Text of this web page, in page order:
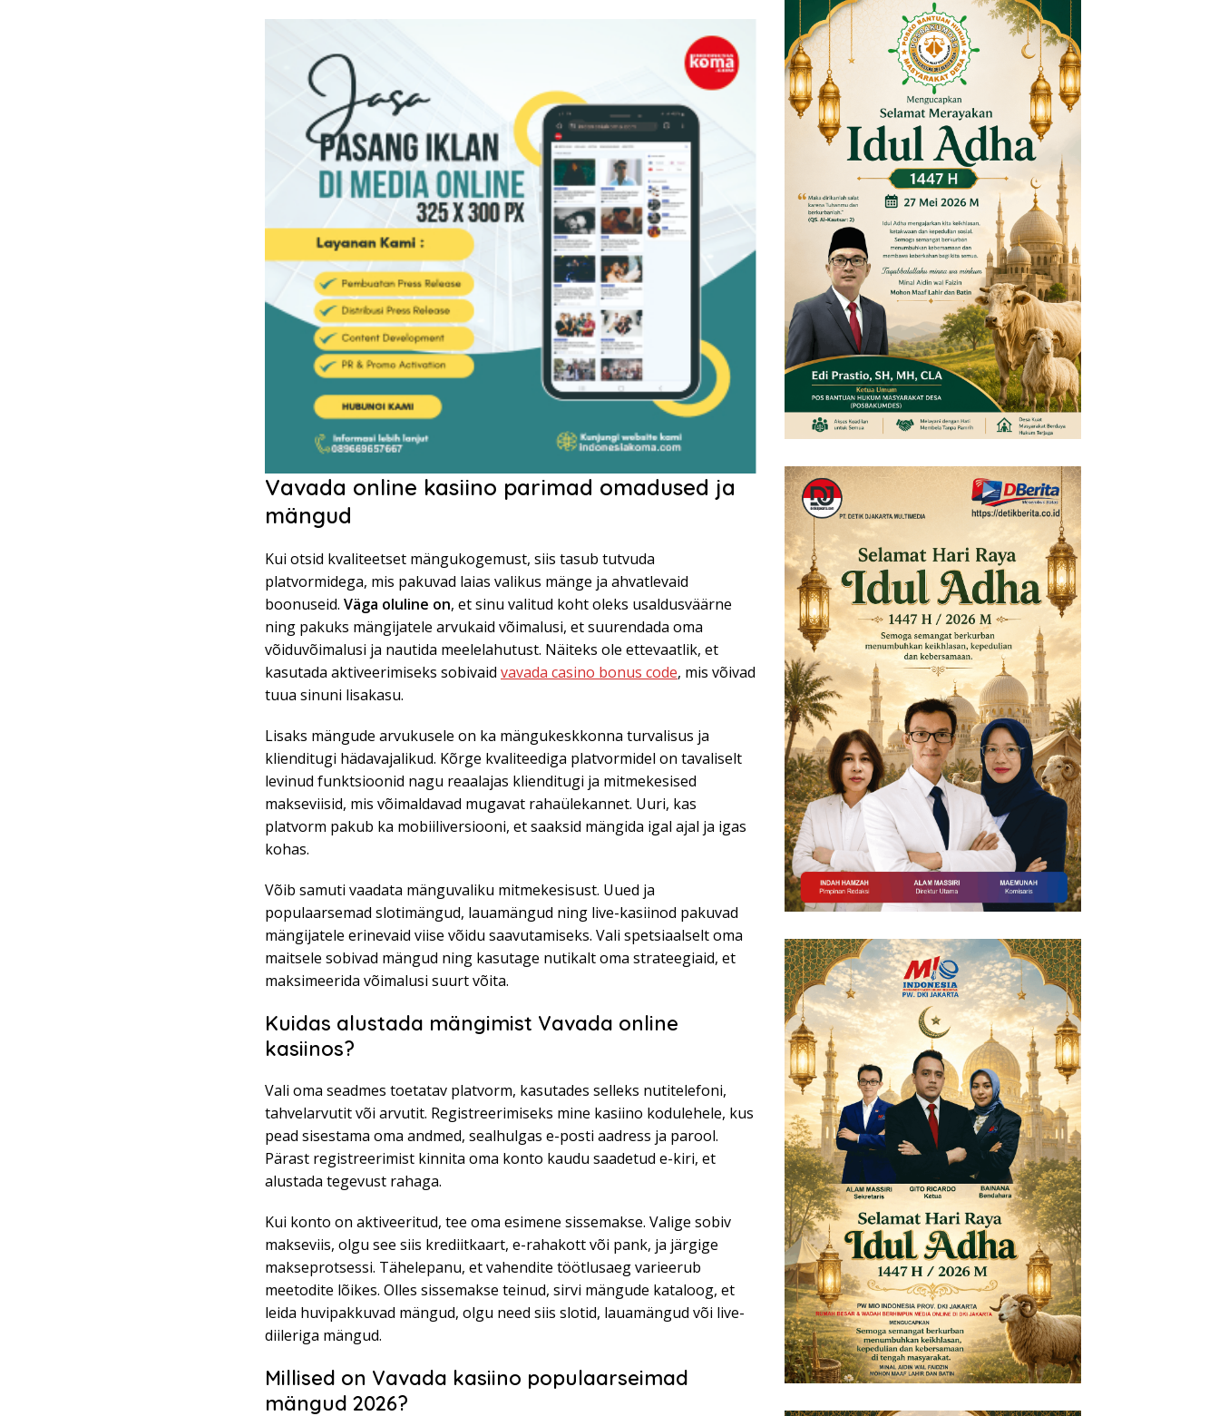
Vavada online kasiino parimad omadused ja
mängud
Kui otsid kvaliteetset mängukogemust, siis tasub tutvuda
platvormidega, mis pakuvad laias valikus mänge ja ahvatlevaid
boonuseid. Väga oluline on, et sinu valitud koht oleks usaldusväärne
ning pakuks mängijatele arvukaid võimalusi, et suurendada oma
võiduvõimalusi ja nautida meelelahutust. Näiteks ole ettevaatlik, et
kasutada aktiveerimiseks sobivaid vavada casino bonus code, mis võivad
tuua sinuni lisakasu.
Lisaks mängude arvukusele on ka mängukeskkonna turvalisus ja
klienditugi hädavajalikud. Kõrge kvaliteediga platvormidel on tavaliselt
levinud funktsioonid nagu reaalajas klienditugi ja mitmekesised
makseviisid, mis võimaldavad mugavat rahaülekannet. Uuri, kas
platvorm pakub ka mobiiliversiooni, et saaksid mängida igal ajal ja igas
kohas.
Võib samuti vaadata mänguvaliku mitmekesisust. Uued ja
populaarsemad slotimängud, lauamängud ning live-kasiinod pakuvad
mängijatele erinevaid viise võidu saavutamiseks. Vali spetsiaalselt oma
maitsele sobivad mängud ning kasutage nutikalt oma strateegiaid, et
maksimeerida võimalusi suurt võita.
Kuidas alustada mängimist Vavada online
kasiinos?
Vali oma seadmes toetatav platvorm, kasutades selleks nutitelefoni,
tahvelarvutit või arvutit. Registreerimiseks mine kasiino kodulehele, kus
pead sisestama oma andmed, sealhulgas e-posti aadress ja parool.
Pärast registreerimist kinnita oma konto kaudu saadetud e-kiri, et
alustada tegevust rahaga.
Kui konto on aktiveeritud, tee oma esimene sissemakse. Valige sobiv
makseviis, olgu see siis krediitkaart, e-rahakott või pank, ja järgige
makseprotsessi. Tähelepanu, et vahendite töötlusaeg varieerub
meetodite lõikes. Olles sissemakse teinud, sirvi mängude kataloog, et
leida huvipakkuvad mängud, olgu need siis slotid, lauamängud või live-
diileriga mängud.
Millised on Vavada kasiino populaarseimad
mängud 2026?